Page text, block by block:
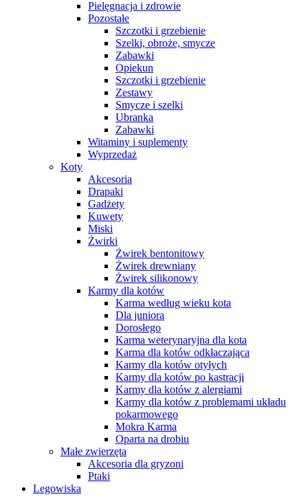
Pielęgnacja i zdrowie
Pozostałe
Szczotki i grzebienie
Szelki, obroże, smycze
Zabawki
Opiekun
Szczotki i grzebienie
Zestawy
Smycze i szelki
Ubranka
Zabawki
Witaminy i suplementy
Wyprzedaż
Koty
Akcesoria
Drapaki
Gadżety
Kuwety
Miski
Żwirki
Żwirek bentonitowy
Żwirek drewniany
Żwirek silikonowy
Karmy dla kotów
Karma według wieku kota
Dla juniora
Dorosłego
Karma weterynaryjna dla kota
Karma dla kotów odkłaczająca
Karmy dla kotów otyłych
Karmy dla kotów po kastracji
Karmy dla kotów z alergiami
Karmy dla kotów z problemami układu
pokarmowego
Mokra Karma
Oparta na drobiu
Małe zwierzęta
Akcesoria dla gryzoni
Ptaki
Legowiska